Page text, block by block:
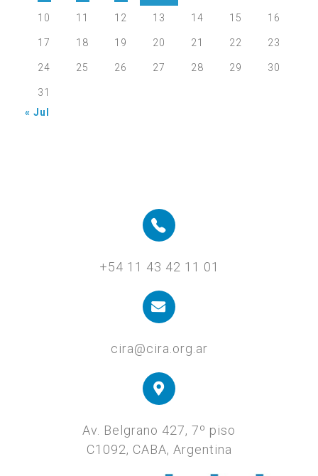
10 11 12 13 14 15 16
17 18 19 20 21 22 23
24 25 26 27 28 29 30
31
« Jul
+54 11 43 42 11 01
cira@cira.org.ar
Av. Belgrano 427, 7º piso
C1092, CABA, Argentina